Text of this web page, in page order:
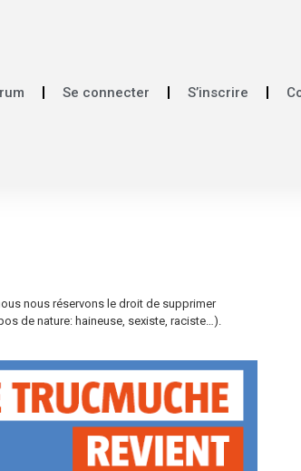
Se connecter S’inscrire
nous réservons le droit de supprimer
de nature: haineuse, sexiste, raciste…).